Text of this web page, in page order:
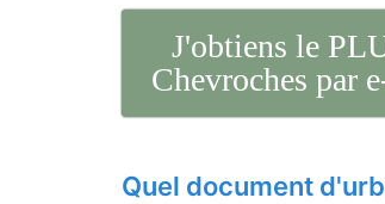
J'obtiens le
Chevroches par
Quel document